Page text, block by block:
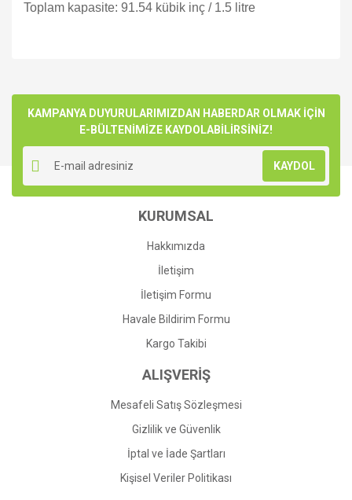
Toplam kapasite: 91.54 kübik inç / 1.5 litre
Yorum Yaz
kullanarak tarafımıza iletebilirsiniz.
Görüş ve önerileriniz için teşekkür ederiz.
Ürün resmi kalitesiz, bozuk veya görüntülenemiyor.
Ürün açıklamasında eksik bilgiler bulunuyor.
Ürün bilgilerinde hatalar bulunuyor.
Ürün fiyatı diğer sitelerden daha pahalı.
Gönder
KAMPANYA DUYURULARIMIZDAN HABERDAR OLMAK İÇİN
E-BÜLTENİMİZE KAYDOLABİLİRSİNİZ!
KAYDOL
KURUMSAL
Hakkımızda
İletişim
İletişim Formu
Havale Bildirim Formu
Kargo Takibi
ALIŞVERİŞ
Mesafeli Satış Sözleşmesi
Gizlilik ve Güvenlik
İptal ve İade Şartları
Kişisel Veriler Politikası